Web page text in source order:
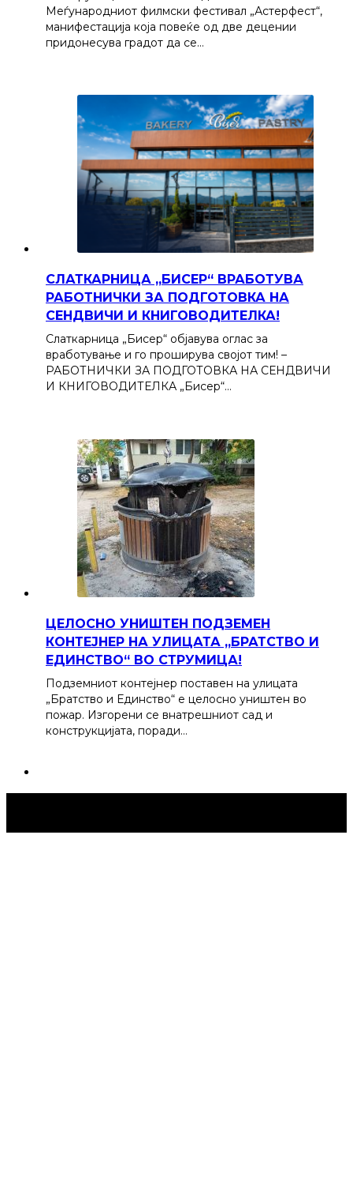
Меѓународниот филмски фестивал „Астерфест“,
манифестација која повеќе од две децении
придонесува градот да се…
СЛАТКАРНИЦА „БИСЕР“ ВРАБОТУВА
РАБОТНИЧКИ ЗА ПОДГОТОВКА НА
СЕНДВИЧИ И КНИГОВОДИТЕЛКА!
Слаткарница „Бисер“ објавува оглас за
вработување и го проширува својот тим! –
РАБОТНИЧКИ ЗА ПОДГОТОВКА НА СЕНДВИЧИ
И КНИГОВОДИТЕЛКА „Бисер“…
ЦЕЛОСНО УНИШТЕН ПОДЗЕМЕН
КОНТЕЈНЕР НА УЛИЦАТА „БРАТСТВО И
ЕДИНСТВО“ ВО СТРУМИЦА!
Подземниот контејнер поставен на улицата
„Братство и Единство“ е целосно уништен во
пожар. Изгорени се внатрешниот сад и
конструкцијата, поради…